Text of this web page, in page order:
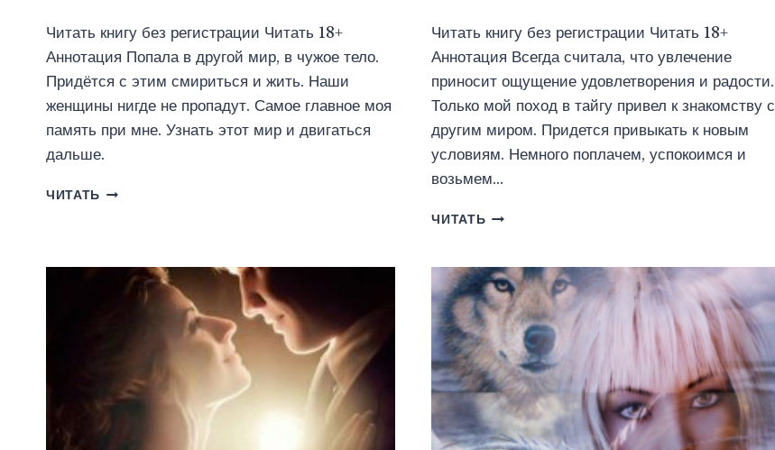
Читать книгу без регистрации Читать 18+
Аннотация Попала в другой мир, в чужое тело.
Придётся с этим смириться и жить. Наши
женщины нигде не пропадут. Самое главное моя
память при мне. Узнать этот мир и двигаться
дальше.
ЧИТАТЬ МОИ
НЕЖНЫЕ
ЗВЕРИ.
(ЯРИНА
Читать книгу без регистрации Читать 18+
Аннотация Всегда считала, что увлечение
приносит ощущение удовлетворения и радости.
Только мой поход в тайгу привел к знакомству с
другим миром. Придется привыкать к новым
условиям. Немного поплачем, успокоимся и
возьмем…
ЧИТАТЬ АМАЗОНКА
2
(ЯРИНА
РОШ)